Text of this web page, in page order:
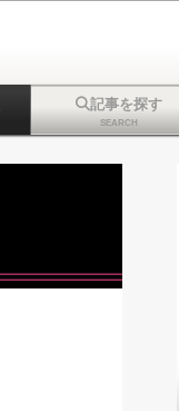
記事を探す
SEARCH